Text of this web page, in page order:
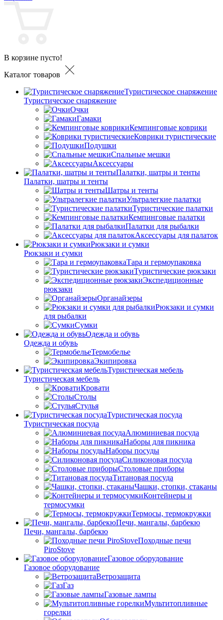
В корзине пусто!
Каталог товаров
Туристическое снаряжение
Туристическое снаряжение
Очки
Гамаки
Кемпинговые коврики
Коврики туристические
Подушки
Спальные мешки
Аксессуары
Палатки, шатры и тенты
Палатки, шатры и тенты
Шатры и тенты
Ультралегкие палатки
Туристические палатки
Кемпинговые палатки
Палатки для рыбалки
Аксессуары для палаток
Рюкзаки и сумки
Рюкзаки и сумки
Тара и гермоупаковка
Туристические рюкзаки
Экспедиционные
рюкзаки
Органайзеры
Рюкзаки и сумки
для рыбалки
Сумки
Одежда и обувь
Одежда и обувь
Термобелье
Экипировка
Туристическая мебель
Туристическая мебель
Кровати
Столы
Стулья
Туристическая посуда
Туристическая посуда
Алюминиевая посуда
Наборы для пикника
Наборы посуды
Силиконовая посуда
Столовые приборы
Титановая посуда
Чашки, стопки, стаканы
Контейнеры и
термосумки
Термосы, термокружки
Печи, мангалы, барбекю
Печи, мангалы, барбекю
Походные печи
PiroStove
Газовое оборудование
Газовое оборудование
Ветрозащита
Газ
Газовые лампы
Мультитопливные
горелки